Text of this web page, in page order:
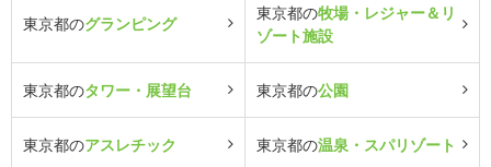
東京都のグランピング
東京都の牧場・レジャー＆リ
ゾート施設
東京都のタワー・展望台 東京都の公園
東京都のアスレチック 東京都の温泉・スパリゾート